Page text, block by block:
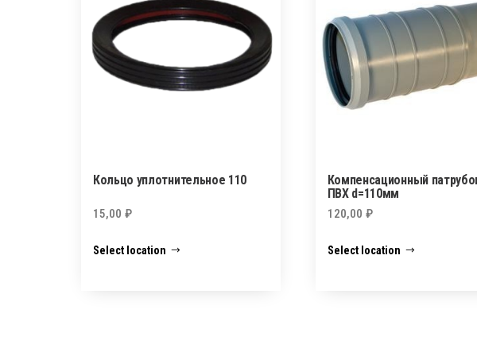
Кольцо уплотнительное 110
15,00 ₽
Select location
Компенсационный
ПВХ d=110мм
120,00 ₽
Select location